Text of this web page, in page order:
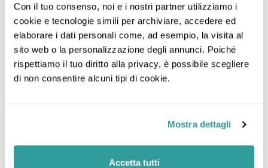
Con il tuo consenso, noi e i nostri partner utilizziamo i
cookie e tecnologie simili per archiviare, accedere ed
elaborare i dati personali come, ad esempio, la visita al
sito web o la personalizzazione degli annunci. Poiché
rispettiamo il tuo diritto alla privacy, è possibile scegliere
di non consentire alcuni tipi di cookie.
Mostra dettagli
Accetta tutti